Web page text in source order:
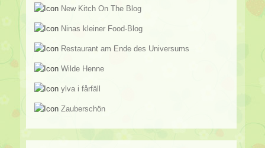
New Kitch On The Blog
Ninas kleiner Food-Blog
Restaurant am Ende des Universums
Wilde Henne
ylva i fårfäll
Zauberschön